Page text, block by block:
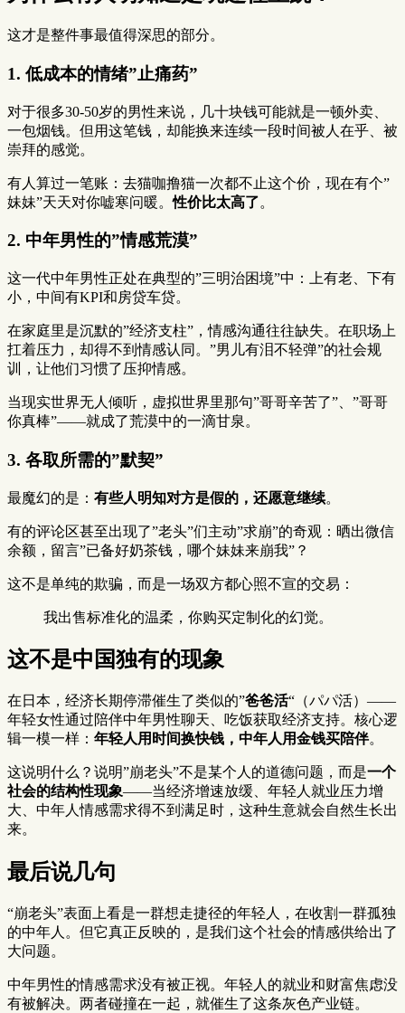
这才是整件事最值得深思的部分。
1. 低成本的情绪”止痛药”
对于很多30-50岁的男性来说，几十块钱可能就是一顿外卖、
一包烟钱。但用这笔钱，却能换来连续一段时间被人在乎、被
崇拜的感觉。
有人算过一笔账：去猫咖撸猫一次都不止这个价，现在有个”
妹妹”天天对你嘘寒问暖。性价比太高了。
2. 中年男性的”情感荒漠”
这一代中年男性正处在典型的”三明治困境”中：上有老、下有
小，中间有KPI和房贷车贷。
在家庭里是沉默的”经济支柱”，情感沟通往往缺失。在职场上
扛着压力，却得不到情感认同。”男儿有泪不轻弹”的社会规
训，让他们习惯了压抑情感。
当现实世界无人倾听，虚拟世界里那句”哥哥辛苦了”、”哥哥
你真棒”——就成了荒漠中的一滴甘泉。
3. 各取所需的”默契”
最魔幻的是： 有些人明知对方是假的，还愿意继续。
有的评论区甚至出现了”老头”们主动”求崩”的奇观：晒出微信
余额，留言”已备好奶茶钱，哪个妹妹来崩我”？
这不是单纯的欺骗，而是一场双方都心照不宣的交易：
我出售标准化的温柔，你购买定制化的幻觉。
这不是中国独有的现象
在日本，经济长期停滞催生了类似的”爸爸活“（パパ活）——
年轻女性通过陪伴中年男性聊天、吃饭获取经济支持。核心逻
辑一模一样： 年轻人用时间换快钱，中年人用金钱买陪伴。
这说明什么？说明”崩老头”不是某个人的道德问题，而是一个
社会的结构性现象——当经济增速放缓、年轻人就业压力增
大、中年人情感需求得不到满足时，这种生意就会自然生长出
来。
最后说几句
“崩老头”表面上看是一群想走捷径的年轻人，在收割一群孤独
的中年人。但它真正反映的，是我们这个社会的情感供给出了
大问题。
中年男性的情感需求没有被正视。年轻人的就业和财富焦虑没
有被解决。两者碰撞在一起，就催生了这条灰色产业链。